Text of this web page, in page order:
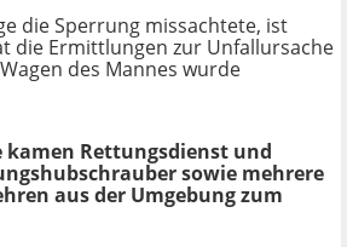
die Sperrung missachtete, ist
die Ermittlungen zur Unfallursache
des Mannes wurde
kamen Rettungsdienst und
sowie mehrere
aus der Umgebung zum